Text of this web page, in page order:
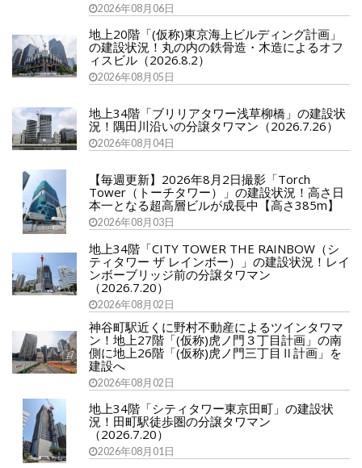
2026年08月06日
地上20階「(仮称)東京海上ビルディング計画」
の建設状況！丸の内の鉄骨造・木造によるオフ
ィスビル（2026.8.2）
2026年08月05日
地上34階「ブリリアタワー浅草柳橋」の建設状
況！隅田川沿いの分譲タワマン（2026.7.26）
2026年08月04日
【毎週更新】2026年8月2日撮影「Torch
Tower（トーチタワー）」の建設状況！高さ日
本一となる超高層ビルが成長中【高さ385m】
2026年08月03日
地上34階「CITY TOWER THE RAINBOW（シ
ティタワー ザ レインボー）」の建設状況！レイ
ンボーブリッジ前の分譲タワマン
（2026.7.20）
2026年08月02日
神谷町駅近くに野村不動産によるツインタワマ
ン！地上27階「(仮称)虎ノ門３丁目計画」の南
側に地上26階「(仮称)虎ノ門三丁目Ⅱ計画」を
建設へ
2026年08月02日
地上34階「シティタワー東京田町」の建設状
況！田町駅徒歩圏の分譲タワマン
（2026.7.20）
2026年08月01日